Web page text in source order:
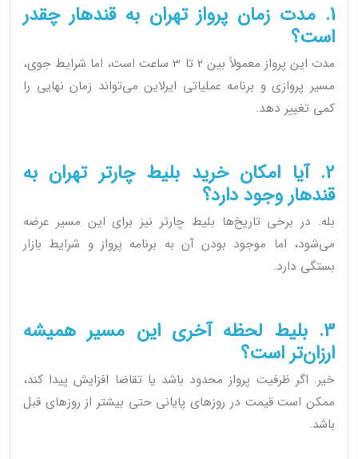
1. مدت زمان پرواز تهران به قندهار چقدر
است؟
مدت این پرواز معمولاً بین 2 تا 3 ساعت است، اما شرایط جوی،
مسیر پروازی و برنامه عملیاتی ایرلاین می‌تواند زمان نهایی را
کمی تغییر دهد.
2. آیا امکان خرید بلیط چارتر تهران به
قندهار وجود دارد؟
بله. در برخی تاریخ‌ها بلیط چارتر نیز برای این مسیر عرضه
می‌شود، اما موجود بودن آن به برنامه پرواز و شرایط بازار
بستگی دارد.
3. بلیط لحظه آخری این مسیر همیشه
ارزان‌تر است؟
خیر. اگر ظرفیت پرواز محدود باشد یا تقاضا افزایش پیدا کند،
ممکن است قیمت در روزهای پایانی حتی بیشتر از روزهای قبل
باشد.